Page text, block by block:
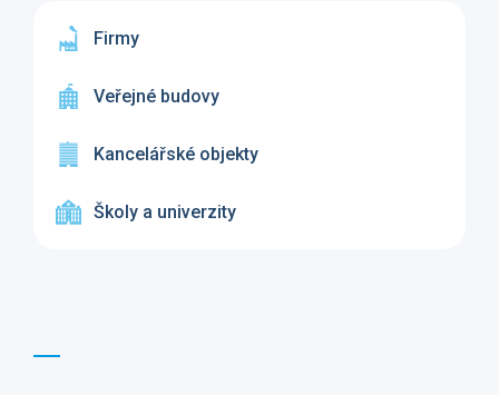
Firmy
Veřejné budovy
Kancelářské objekty
Školy a univerzity